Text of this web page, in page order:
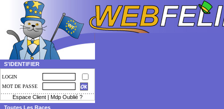
S'IDENTIFIER
LOGIN
MOT DE PASSE
Espace Client | Mdp Oublié ?
Toutes Les Races